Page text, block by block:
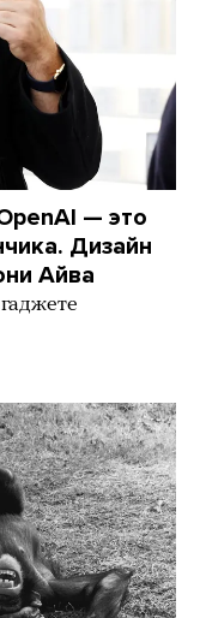
— это
Дизайн
Айва